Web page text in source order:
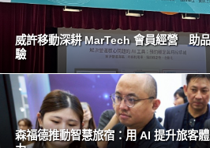
威許移動深耕 MarTech 會員經營 助
驗
森福德推動智慧旅宿：用 AI 提升旅客